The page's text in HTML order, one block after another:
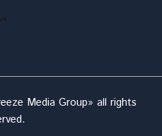
Media Group» all rights